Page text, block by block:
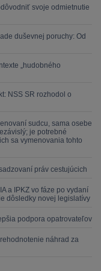
svoje odmietnutie
duševnej poruchy: Od
„hudobného
NSS SR rozhodol o
sudcu, sama osebe
je potrebné
sa vymenovania tohto
práv cestujúcich
a IPKZ vo fáze po vydaní
dôsledky novej legislatívy
podpora opatrovateľov
náhrad za